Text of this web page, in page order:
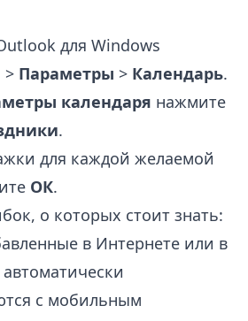
для Windows
> Параметры > Календарь.
календаря нажмите
.
для каждой желаемой
ОК.
о которых стоит знать:
в Интернете или в
с мобильным